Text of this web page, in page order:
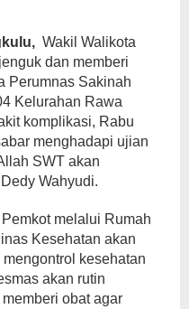
Wakil Walikota
dan memberi
Perumnas Sakinah
Kelurahan Rawa
komplikasi, Rabu
menghadapi ujian
SWT akan
Wahyudi.
melalui Rumah
Kesehatan akan
kesehatan
akan rutin
obat agar